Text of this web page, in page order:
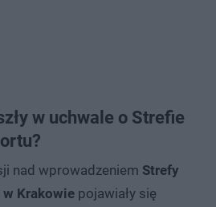
w uchwale o Strefie
nad wprowadzeniem Strefy
Krakowie pojawiały się